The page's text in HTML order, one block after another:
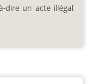
dire un acte illégal